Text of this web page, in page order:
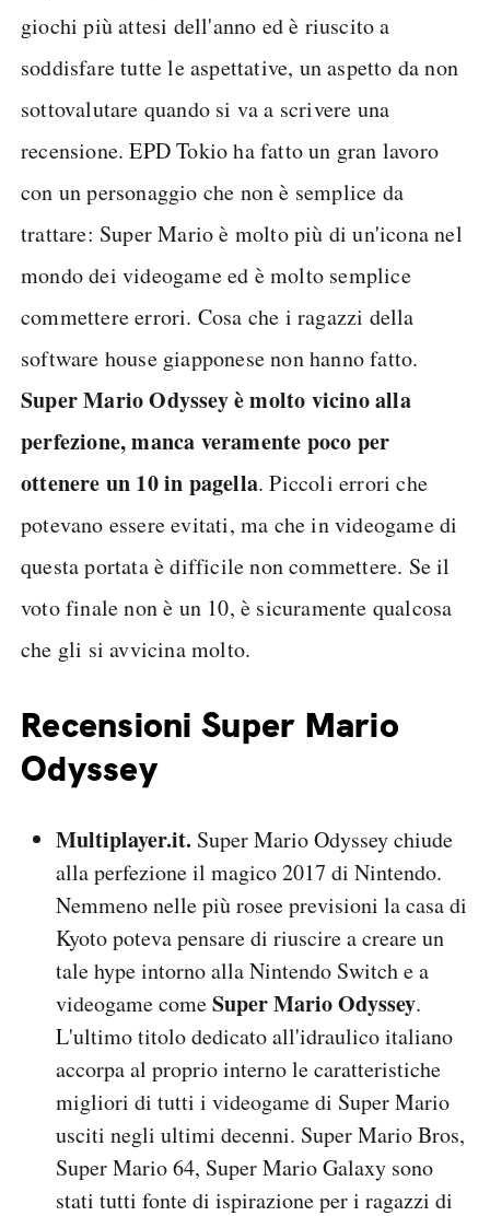
giochi più attesi dell'anno ed è riuscito a
soddisfare tutte le aspettative, un aspetto da non
sottovalutare quando si va a scrivere una
recensione. EPD Tokio ha fatto un gran lavoro
con un personaggio che non è semplice da
trattare: Super Mario è molto più di un'icona nel
mondo dei videogame ed è molto semplice
commettere errori. Cosa che i ragazzi della
software house giapponese non hanno fatto.
Super Mario Odyssey è molto vicino alla
perfezione, manca veramente poco per
ottenere un 10 in pagella. Piccoli errori che
potevano essere evitati, ma che in videogame di
questa portata è difficile non commettere. Se il
voto finale non è un 10, è sicuramente qualcosa
che gli si avvicina molto.
Recensioni Super Mario
Odyssey
Multiplayer.it. Super Mario Odyssey chiude
alla perfezione il magico 2017 di Nintendo.
Nemmeno nelle più rosee previsioni la casa di
Kyoto poteva pensare di riuscire a creare un
tale hype intorno alla Nintendo Switch e a
videogame comeSuper Mario Odyssey.
L'ultimo titolo dedicato all'idraulico italiano
accorpa al proprio interno le caratteristiche
migliori di tutti i videogame di Super Mario
usciti negli ultimi decenni. Super Mario Bros,
Super Mario 64, Super Mario Galaxy sono
stati tutti fonte di ispirazione per i ragazzi di